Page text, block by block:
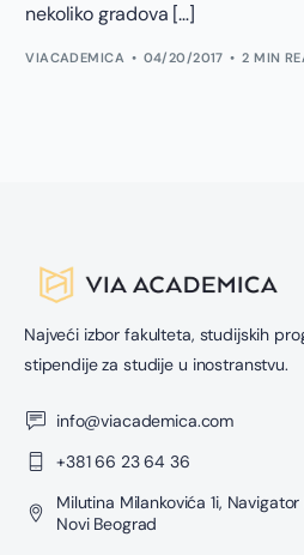
nekoliko gradova […]
VIACADEMICA 04/20/2017 2 MIN
Najveći izbor fakulteta, studijskih
stipendije za studije u inostranstvu.
info@viacademica.com
+381 66 23 64 36
Milutina Milankovića 1i,
Novi Beograd